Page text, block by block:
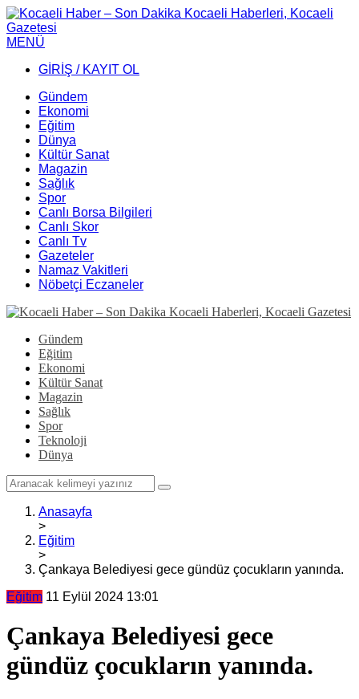
MENÜ
GİRİŞ / KAYIT OL
Gündem
Ekonomi
Eğitim
Dünya
Kültür Sanat
Magazin
Sağlık
Spor
Canlı Borsa Bilgileri
Canlı Skor
Canlı Tv
Gazeteler
Namaz Vakitleri
Nöbetçi Eczaneler
Gündem
Eğitim
Ekonomi
Kültür Sanat
Magazin
Sağlık
Spor
Teknoloji
Dünya
Anasayfa
>
Eğitim
>
Çankaya Belediyesi gece gündüz çocukların yanında.
Eğitim 11 Eylül 2024 13:01
Çankaya Belediyesi gece
gündüz çocukların yanında.